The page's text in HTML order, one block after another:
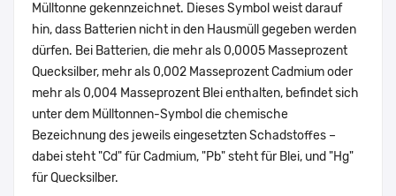
Mülltonne gekennzeichnet. Dieses Symbol weist darauf
hin, dass Batterien nicht in den Hausmüll gegeben werden
dürfen. Bei Batterien, die mehr als 0,0005 Masseprozent
Quecksilber, mehr als 0,002 Masseprozent Cadmium oder
mehr als 0,004 Masseprozent Blei enthalten, befindet sich
unter dem Mülltonnen-Symbol die chemische
Bezeichnung des jeweils eingesetzten Schadstoffes –
dabei steht "Cd" für Cadmium, "Pb" steht für Blei, und "Hg"
für Quecksilber.